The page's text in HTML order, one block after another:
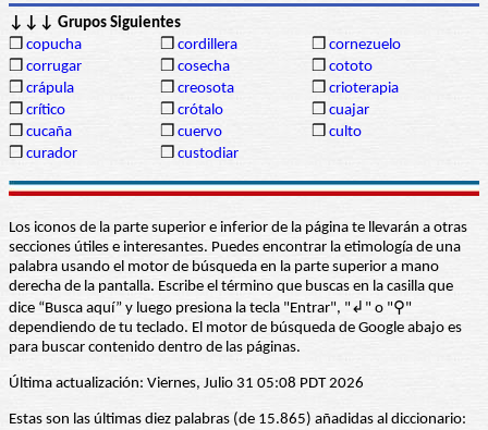
↓↓↓ Grupos Siguientes
❒ copucha ❒ cordillera ❒ cornezuelo
❒ corrugar ❒ cosecha ❒ cototo
❒ crápula ❒ creosota ❒ crioterapia
❒ crítico ❒ crótalo ❒ cuajar
❒ cucaña ❒ cuervo ❒ culto
❒ curador ❒ custodiar
Los iconos de la parte superior e inferior de la página te llevarán a otras
secciones útiles e interesantes. Puedes encontrar la etimología de una
palabra usando el motor de búsqueda en la parte superior a mano
derecha de la pantalla. Escribe el término que buscas en la casilla que
dice “Busca aquí” y luego presiona la tecla "Entrar", "↲" o "⚲"
dependiendo de tu teclado. El motor de búsqueda de Google abajo es
para buscar contenido dentro de las páginas.
Última actualización: Viernes, Julio 31 05:08 PDT 2026
Estas son las últimas diez palabras (de 15.865) añadidas al diccionario: